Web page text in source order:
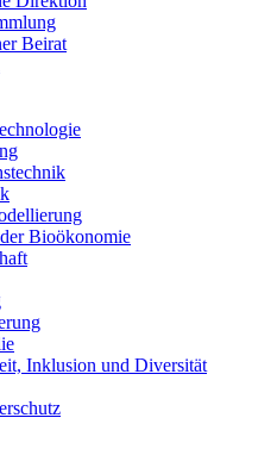
Beirat
Bioökonomie
Inklusion und Diversität